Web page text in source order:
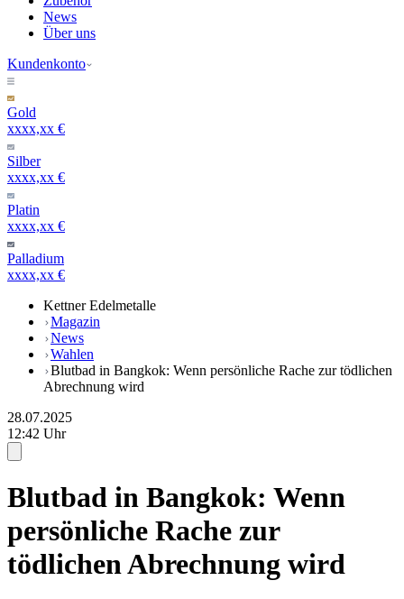
News
Über uns
Kundenkonto
Gold
xxxx,xx €
Silber
xxxx,xx €
Platin
xxxx,xx €
Palladium
xxxx,xx €
Kettner Edelmetalle
Magazin
News
Wahlen
Blutbad in Bangkok: Wenn persönliche Rache zur tödlichen
Abrechnung wird
28.07.2025
12:42 Uhr
Blutbad in Bangkok: Wenn
persönliche Rache zur
tödlichen Abrechnung wird